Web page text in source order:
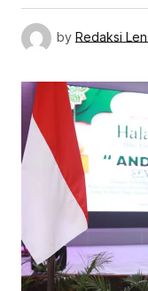
by Redaksi